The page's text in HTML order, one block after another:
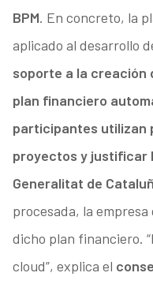
BPM. En concreto, la
aplicado al desarrollo
soporte a la creación
plan financiero
participantes utilizan
proyectos y justificar
Generalitat de
procesada, la
dicho plan financiero.
cloud”, explica el